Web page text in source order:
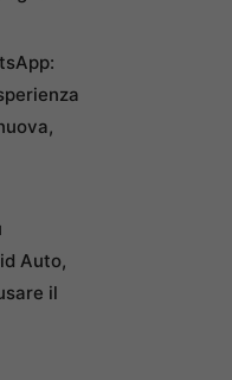
Auto,
il